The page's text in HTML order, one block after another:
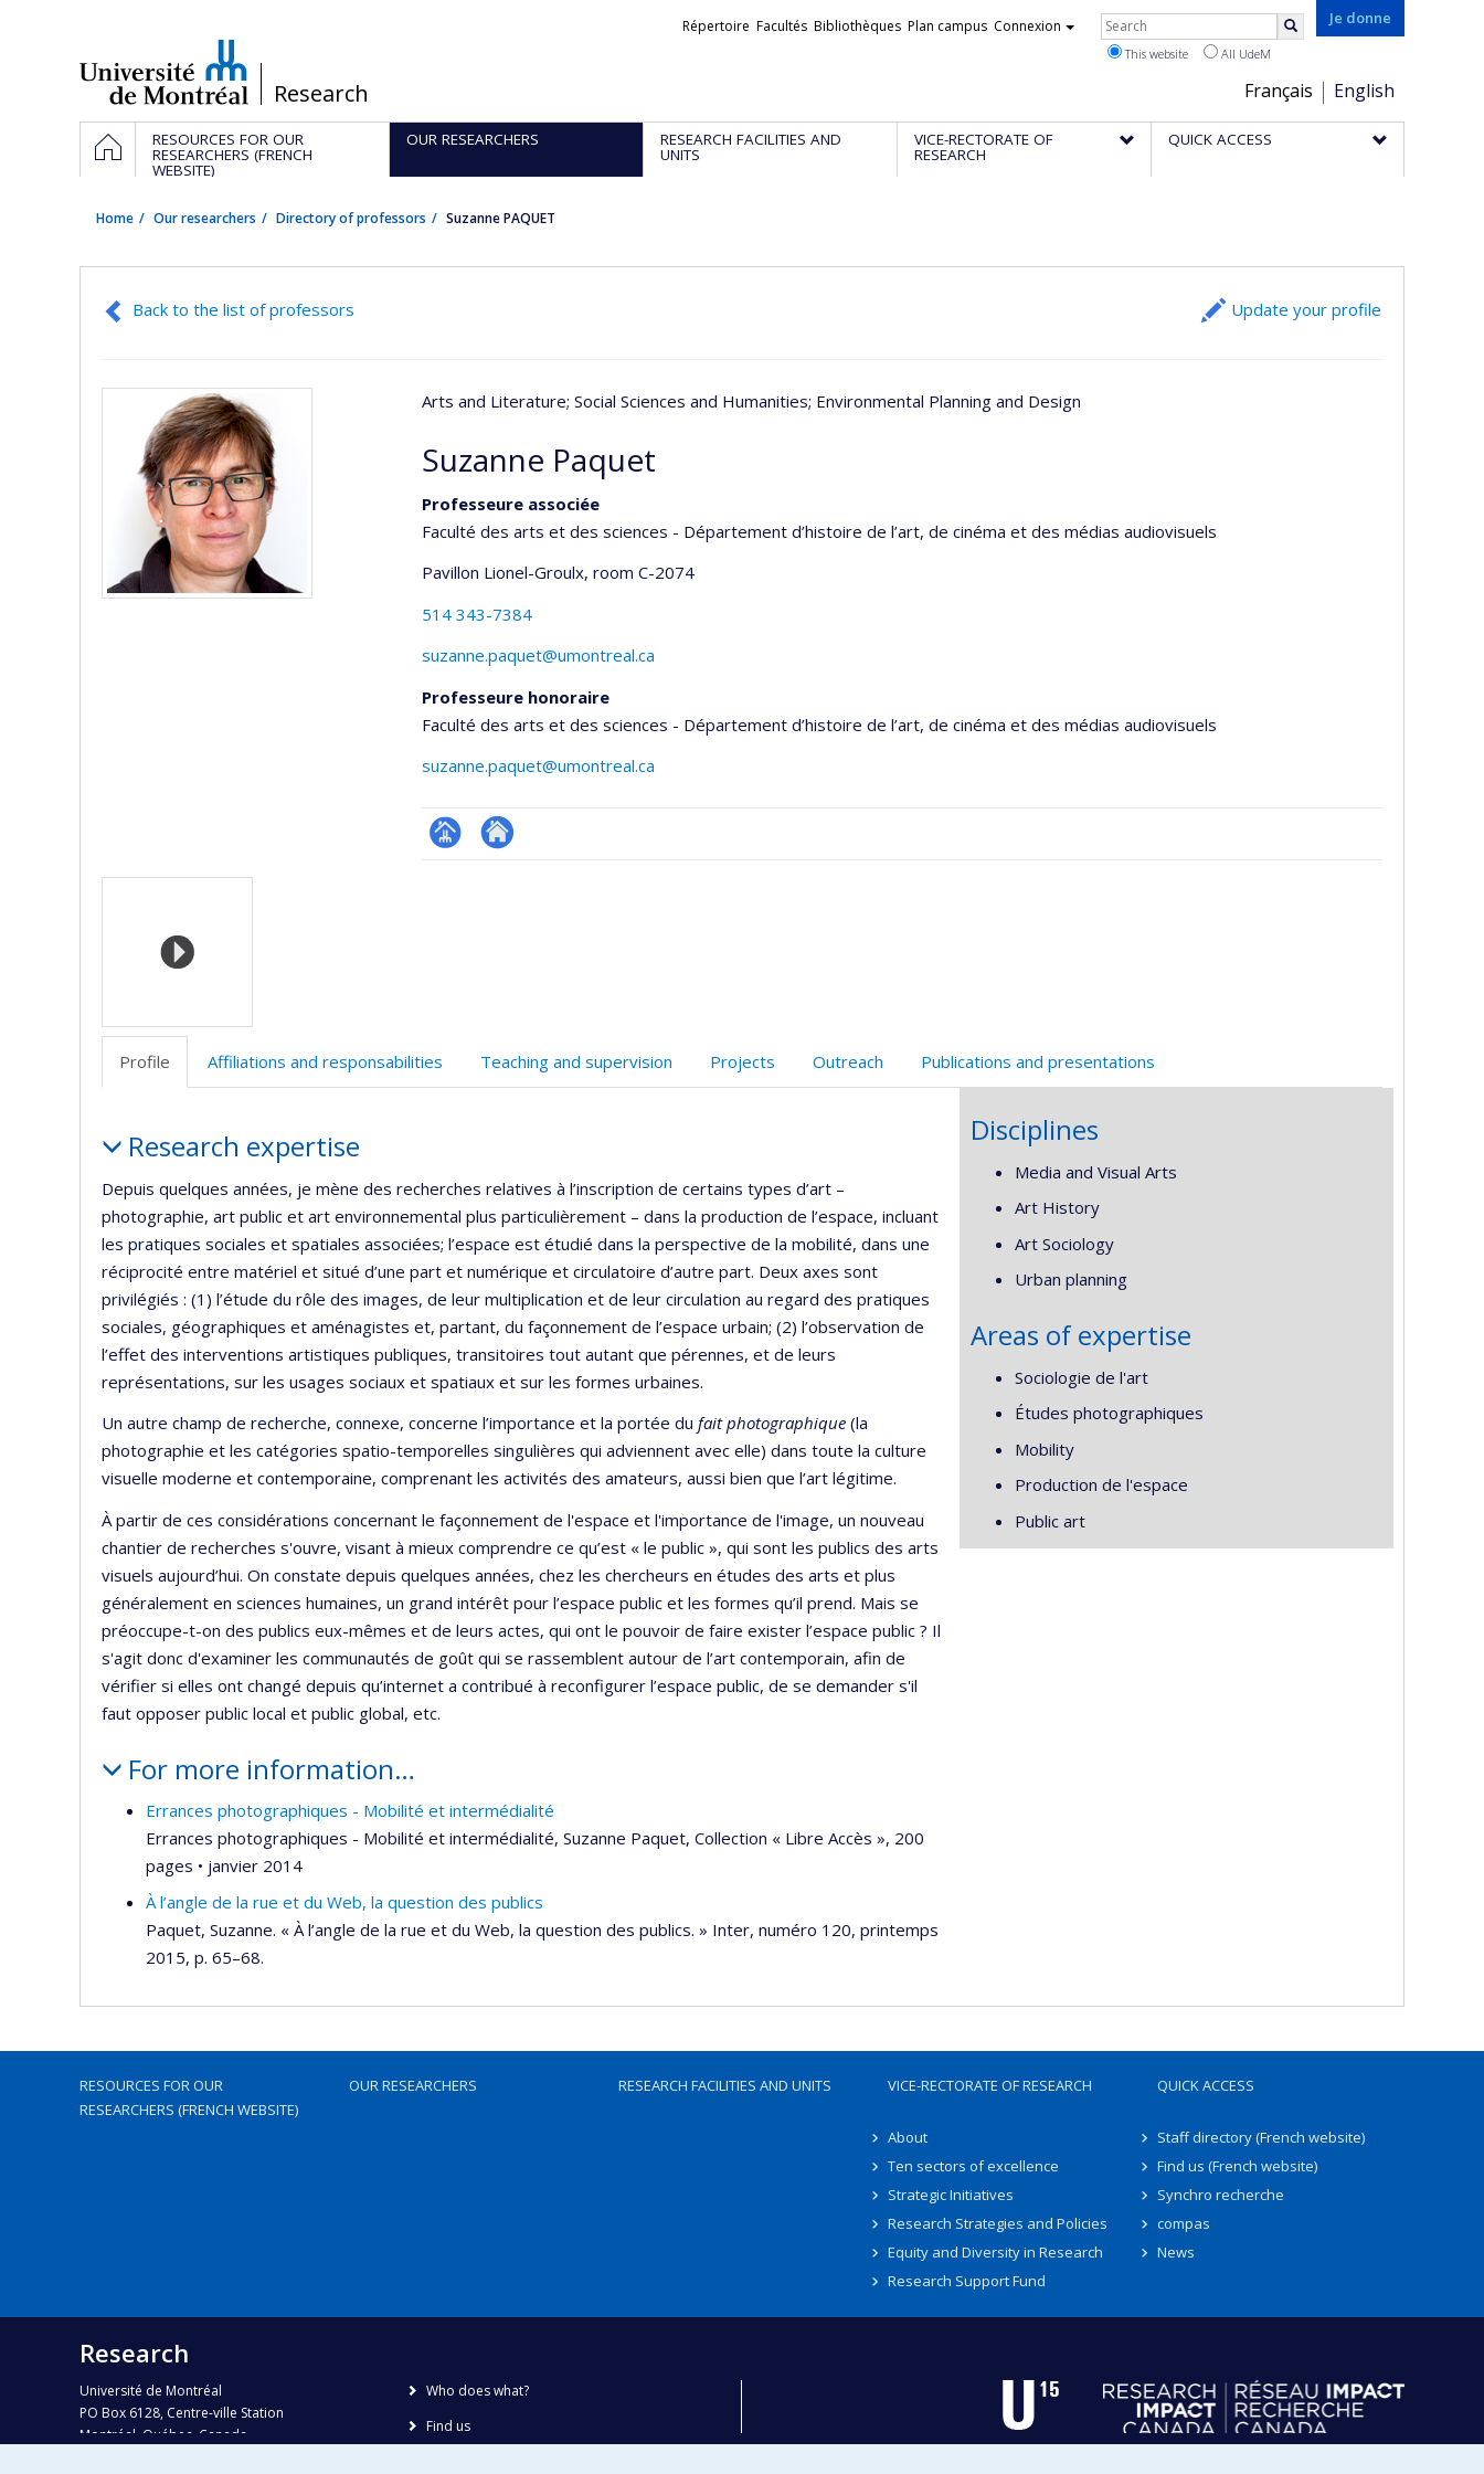
/Research
Je donne
Choix
de
la
Français English
Liens
Répertoire Facultés Bibliothèques Plan campus Connexion Rechercher
This website All UdeM
Navigation
principale
HOMERESOURCES FOR OUR
RESEARCHERS (FRENCH
WEBSITE)
OUR RESEARCHERS RESEARCH FACILITIES AND
UNITS
VICE-RECTORATE OF
RESEARCH
QUICK ACCESS
Home Our researchers Directory of professors Suzanne PAQUET
Back to the list of professors Update your profile
Arts and Literature; Social Sciences and Humanities; Environmental Planning and Design
Suzanne Paquet
Professeure associée
Faculté des arts et des sciences - Département d’histoire de l’art, de cinéma et des médias audiovisuels
Pavillon Lionel-Groulx, room C-2074
514 343-7384
suzanne.paquet@umontreal.ca
Professeure honoraire
Faculté des arts et des sciences - Département d’histoire de l’art, de cinéma et des médias audiovisuels
suzanne.paquet@umontreal.ca
Page Autre
Media
Profile Affiliations and responsabilities Teaching and supervision Projects Outreach Publications and presentations
Research expertise
Depuis quelques années, je mène des recherches relatives à l’inscription de certains types d’art –
photographie, art public et art environnemental plus particulièrement – dans la production de l’espace, incluant
les pratiques sociales et spatiales associées; l’espace est étudié dans la perspective de la mobilité, dans une
réciprocité entre matériel et situé d’une part et numérique et circulatoire d’autre part. Deux axes sont
privilégiés : (1) l’étude du rôle des images, de leur multiplication et de leur circulation au regard des pratiques
sociales, géographiques et aménagistes et, partant, du façonnement de l’espace urbain; (2) l’observation de
l’effet des interventions artistiques publiques, transitoires tout autant que pérennes, et de leurs
représentations, sur les usages sociaux et spatiaux et sur les formes urbaines.
Un autre champ de recherche, connexe, concerne l’importance et la portée du fait photographique (la
photographie et les catégories spatio-temporelles singulières qui adviennent avec elle) dans toute la culture
visuelle moderne et contemporaine, comprenant les activités des amateurs, aussi bien que l’art légitime.
À partir de ces considérations concernant le façonnement de l'espace et l'importance de l'image, un nouveau
chantier de recherches s'ouvre, visant à mieux comprendre ce qu’est « le public », qui sont les publics des arts
visuels aujourd’hui. On constate depuis quelques années, chez les chercheurs en études des arts et plus
généralement en sciences humaines, un grand intérêt pour l’espace public et les formes qu’il prend. Mais se
préoccupe-t-on des publics eux-mêmes et de leurs actes, qui ont le pouvoir de faire exister l’espace public ? Il
s'agit donc d'examiner les communautés de goût qui se rassemblent autour de l’art contemporain, afin de
vérifier si elles ont changé depuis qu’internet a contribué à reconfigurer l’espace public, de se demander s'il
faut opposer public local et public global, etc.
For more information…
Errances photographiques - Mobilité et intermédialité
Errances photographiques - Mobilité et intermédialité, Suzanne Paquet, Collection « Libre Accès », 200
pages • janvier 2014
À l’angle de la rue et du Web, la question des publics
Paquet, Suzanne. « À l’angle de la rue et du Web, la question des publics. » Inter, numéro 120, printemps
2015, p. 65–68.
Disciplines
Media and Visual Arts
Art History
Art Sociology
Urban planning
Areas of expertise
Sociologie de l'art
Études photographiques
Mobility
Production de l'espace
Public art
RESOURCES FOR OUR
RESEARCHERS (FRENCH WEBSITE)
OUR RESEARCHERS RESEARCH FACILITIES AND UNITS VICE-RECTORATE OF RESEARCH
About
Ten sectors of excellence
Strategic Initiatives
Research Strategies and Policies
Equity and Diversity in Research
Research Support Fund
QUICK ACCESS
Staff directory (French website)
Find us (French website)
Synchro recherche
compas
News
Research
Université de Montréal
PO Box 6128, Centre-ville Station
Montréal, Québec, Canada
Who does what?
Find us